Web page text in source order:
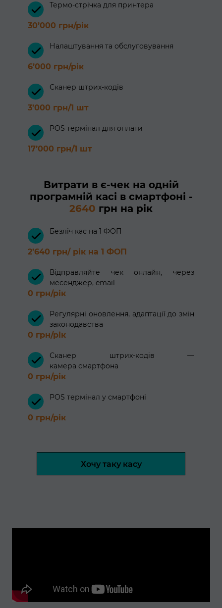
Термо-стрічка для принтера
30’000 грн/рік
Налаштування та обслуговування
6’000 грн/рік
Сканер штрих-кодів
3’000 грн/1 шт
POS термінал для оплати
17’000 грн/1 шт
Витрати в є-чек на одній
програмній касі в смартфоні -
2640 грн на рік
Безліч кас на 1 ФОП
2’640 грн/ рік на 1 ФОП
Відправляйте чек онлайн, через
месенджер, email
0 грн/рік
Регулярні оновлення, адаптації до змін
законодавства
0 грн/рік
Сканер штрих-кодів —
камера смартфона
0 грн/рік
POS термінал у смартфоні
0 грн/рік
Хочу таку касу